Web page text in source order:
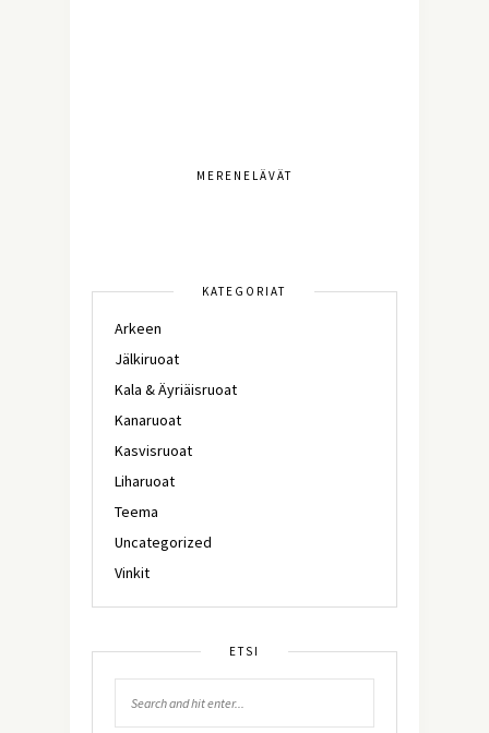
MERENELÄVÄT
KATEGORIAT
Arkeen
Jälkiruoat
Kala & Äyriäisruoat
Kanaruoat
Kasvisruoat
Liharuoat
Teema
Uncategorized
Vinkit
ETSI